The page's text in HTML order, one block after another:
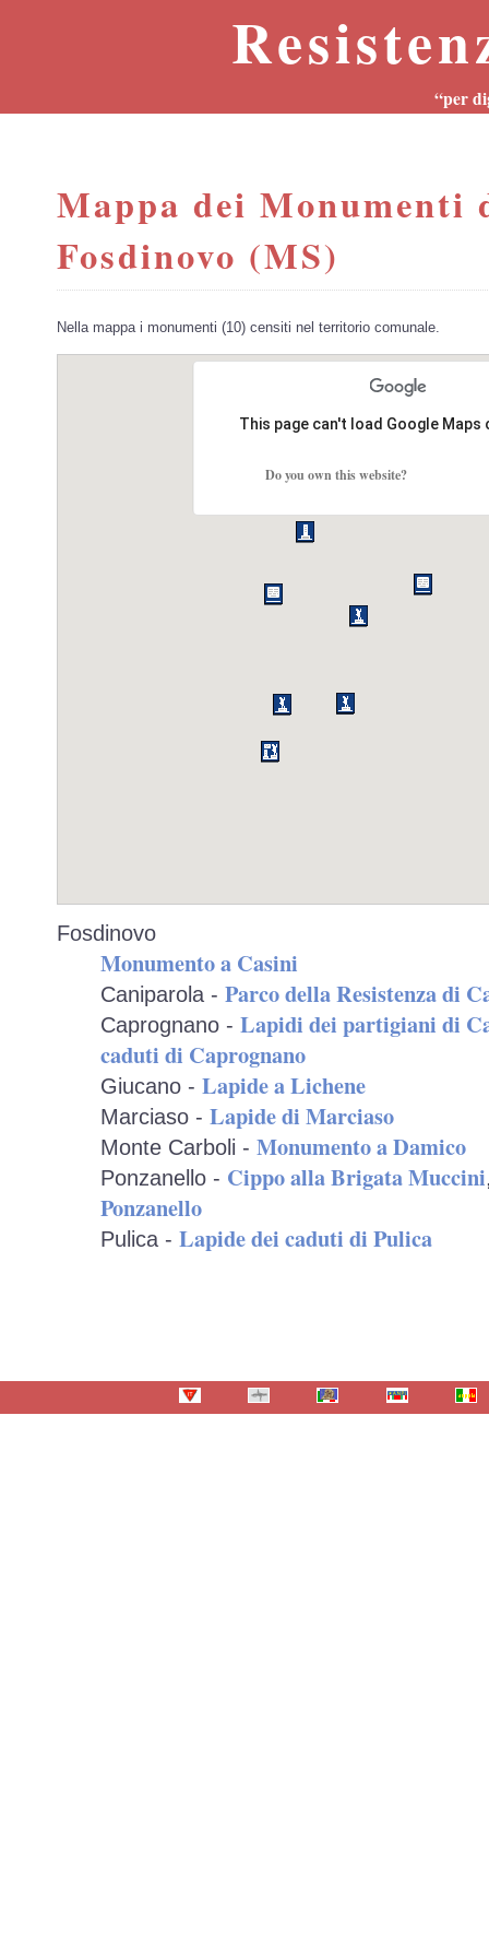
“per
Mappa dei Monumenti
Fosdinovo (MS)
Nella mappa i monumenti (10) censiti nel territorio comunale.
This page can't load Google
Do you own this website?
Fosdinovo
Monumento a Casini
Caniparola - Parco della Resistenza di
Caprognano - Lapidi dei partigiani di
caduti di Caprognano
Giucano - Lapide a Lichene
Marciaso - Lapide di Marciaso
Monte Carboli - Monumento a Damico
Ponzanello - Cippo alla Brigata Muccini
Ponzanello
Pulica - Lapide dei caduti di Pulica